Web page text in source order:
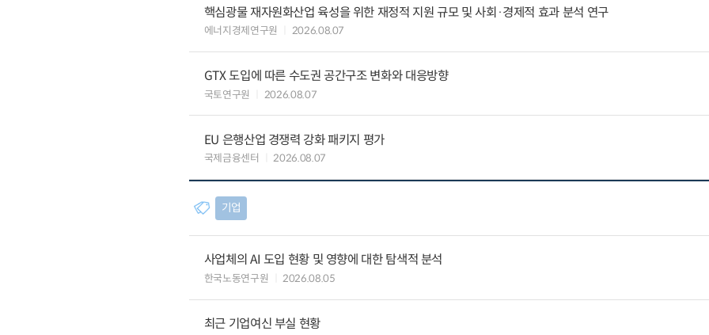
핵심광물 재자원화산업 육성을 위한 재정적 지원 규모 및 사회·경제적 효과 분석 연구
에너지경제연구원 2026.08.07
GTX 도입에 따른 수도권 공간구조 변화와 대응방향
국토연구원 2026.08.07
EU 은행산업 경쟁력 강화 패키지 평가
국제금융센터 2026.08.07
기업
사업체의 AI 도입 현황 및 영향에 대한 탐색적 분석
한국노동연구원 2026.08.05
최근 기업여신 부실 현황